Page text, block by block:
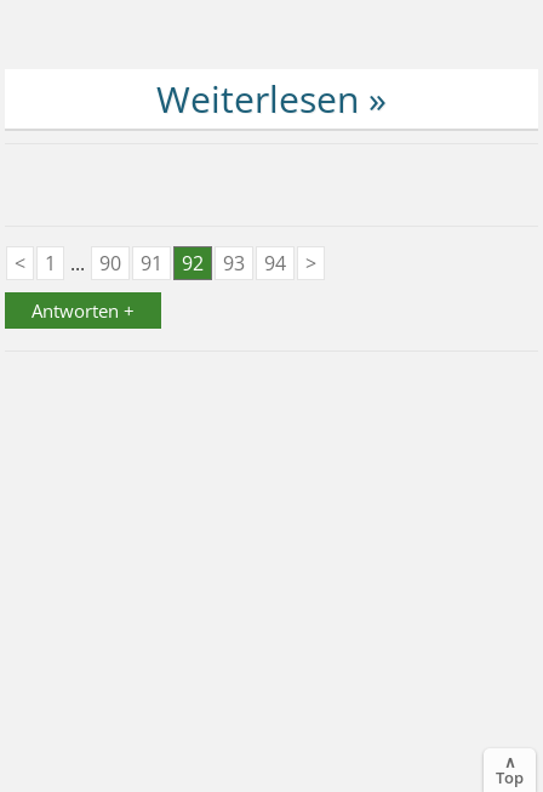
< 1 ... 90 91 92 93 94 >
Antworten +
∧
Top